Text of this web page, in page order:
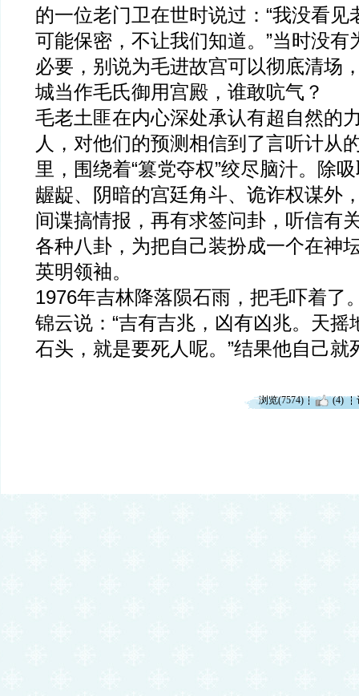
的一位老门卫在世时说过：“我没看见
可能保密，不让我们知道。”当时没有
必要，别说为毛进故宫可以彻底清场
城当作毛氏御用宫殿，谁敢吭气？
毛老土匪在内心深处承认有超自然的
人，对他们的预测相信到了言听计从
里，围绕着“篡党夺权”绞尽脑汁。除
龌龊、阴暗的宫廷角斗、诡诈权谋外
间谍搞情报，再有求签问卦，听信有
各种八卦，为把自己装扮成一个在神
英明领袖。
1976年吉林降落陨石雨，把毛吓着了
锦云说：“吉有吉兆，凶有凶兆。天摇
石头，就是要死人呢。”结果他自己就
浏览(7574) (4)